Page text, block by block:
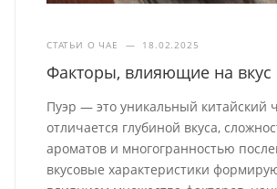
СТАТЬИ О ЧАЕ — 18.02.2025
Факторы, влияющие на вкус
Пуэр — это уникальный китайский
отличается глубиной вкуса,
ароматов и многогранностью
вкусовые характеристики